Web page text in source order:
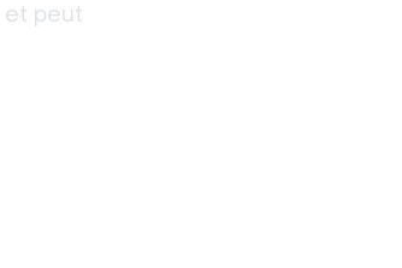
et peut